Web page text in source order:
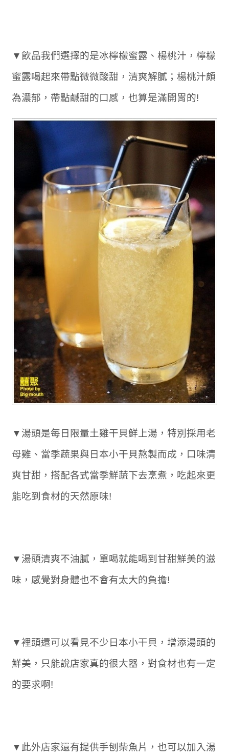
▼飲品我們選擇的是冰檸檬蜜露、楊桃汁，檸檬
蜜露喝起來帶點微微酸甜，清爽解膩；楊桃汁頗
為濃郁，帶點鹹甜的口感，也算是滿開胃的!
▼湯頭是每日限量土雞干貝鮮上湯，特別採用老
母雞、當季蔬果與日本小干貝熬製而成，口味清
爽甘甜，搭配各式當季鮮蔬下去烹煮，吃起來更
能吃到食材的天然原味!
▼湯頭清爽不油膩，單喝就能喝到甘甜鮮美的滋
味，感覺對身體也不會有太大的負擔!
▼裡頭還可以看見不少日本小干貝，增添湯頭的
鮮美，只能說店家真的很大器，對食材也有一定
的要求啊!
▼此外店家還有提供手刨柴魚片，也可以加入湯